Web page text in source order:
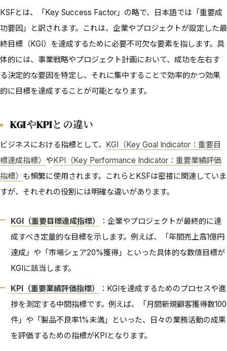
KSFとは、「Key Success Factor」の略で、日本語では「重要成
功要因」と訳されます。これは、企業やプロジェクトが設定した最
終目標（KGI）を達成するために必要不可欠な要素を指します。具
体的には、事業戦略やプロジェクト計画において、成功を左右す
る決定的な要因を特定し、それに集中することで効率的かつ効果
的に目標を達成することが可能となります。
KGIやKPIとの違い
ビジネスにおける指標として、 KGI（Key Goal Indicator：重要目
標達成指標） やKPI（Key Performance Indicator：重要業績評価
指標） も頻繁に使用されます。これらとKSFは密接に関連していま
すが、それぞれの役割には明確な違いがあります。
KGI（重要目標達成指標）
：企業やプロジェクトが最終的に達
成すべき定量的な目標を示します。例えば、「年間売上高1億円
達成」や「市場シェア20%獲得」といった具体的な数値目標が
KGIに該当します。
KPI（重要業績評価指標）
：KGIを達成するためのプロセスや進
捗を測定する中間指標です。例えば、「月間新規顧客獲得数100
件」や「製品不良率1%未満」といった、日々の業務活動の成果
を評価するための指標がKPIとなります。